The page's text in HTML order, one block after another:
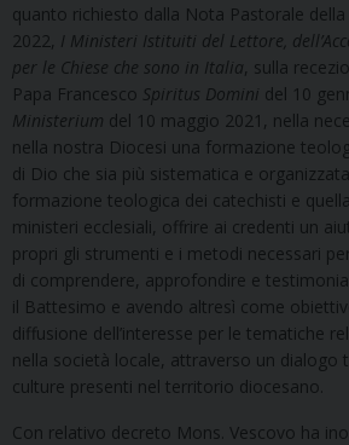
quanto richiesto dalla Nota Pastorale della
2022, I Ministeri Istituiti del Lettore,
per le Chiese che sono in Italia , sulla
Papa Francesco Spiritus Domini del 10
Ministerium del 10 maggio 2021, nella
nella nostra Diocesi una formazione
di Dio che sia più sistematica e
formazione teologica dei catechisti e
ministeri ecclesiali, offrire ai credenti un
propri gli strumenti e i metodi necessari
di comprendere, approfondire e
il Battesimo e avendo altresì come
diffusione dell’interesse per le tematiche
nella società locale, attraverso un dialogo
culture presenti nel territorio diocesano.
Con relativo decreto Mons. Vescovo ha